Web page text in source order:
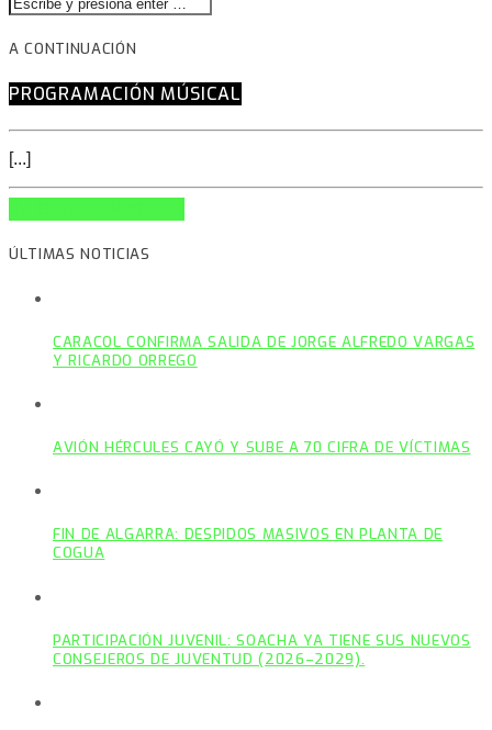
A CONTINUACIÓN
PROGRAMACIÓN MÚSICAL
[...]
ÚLTIMAS NOTICIAS
CARACOL CONFIRMA SALIDA DE JORGE ALFREDO VARGAS
Y RICARDO ORREGO
AVIÓN HÉRCULES CAYÓ Y SUBE A 70 CIFRA DE VÍCTIMAS
FIN DE ALGARRA: DESPIDOS MASIVOS EN PLANTA DE
COGUA
PARTICIPACIÓN JUVENIL: SOACHA YA TIENE SUS NUEVOS
CONSEJEROS DE JUVENTUD (2026–2029).